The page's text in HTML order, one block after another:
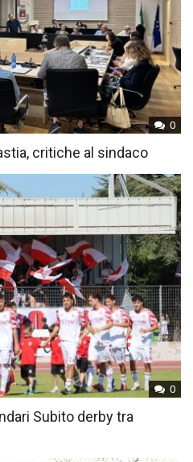
0
critiche al sindaco
0
Subito derby tra